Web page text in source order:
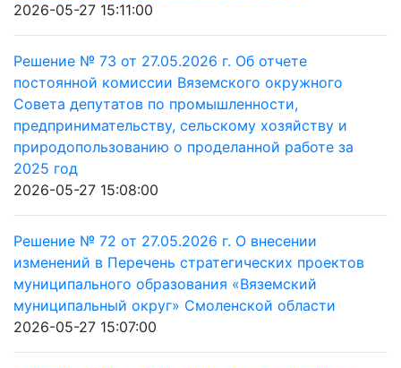
2026-05-27 15:11:00
Решение № 73 от 27.05.2026 г. Об отчете
постоянной комиссии Вяземского окружного
Совета депутатов по промышленности,
предпринимательству, сельскому хозяйству и
природопользованию о проделанной работе за
2025 год
2026-05-27 15:08:00
Решение № 72 от 27.05.2026 г. О внесении
изменений в Перечень стратегических проектов
муниципального образования «Вяземский
муниципальный округ» Смоленской области
2026-05-27 15:07:00